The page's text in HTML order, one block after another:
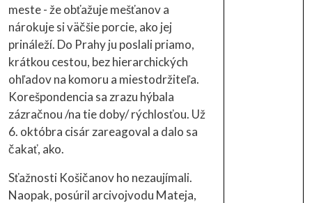
meste - že obťažuje mešťanov a
nárokuje si väčšie porcie, ako jej
prináleží. Do Prahy ju poslali priamo,
krátkou cestou, bez hierarchických
ohľadov na komoru a miestodržiteľa.
Korešpondencia sa zrazu hýbala
zázračnou /na tie doby/ rýchlosťou. Už
6. októbra cisár zareagoval a dalo sa
čakať, ako.
Sťažnosti Košičanov ho nezaujímali.
Naopak, posúril arcivojvodu Mateja,